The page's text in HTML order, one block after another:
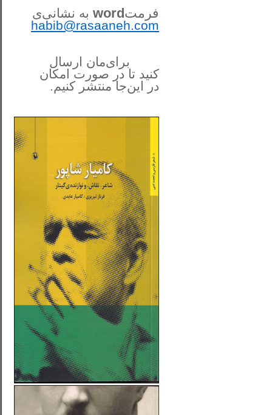
فرمتword به نشانی‌ی
habib@rasaaneh.com
برای‌مان ارسال
کنید تا در صورت امکان
در این‌جامنتشر کنیم.